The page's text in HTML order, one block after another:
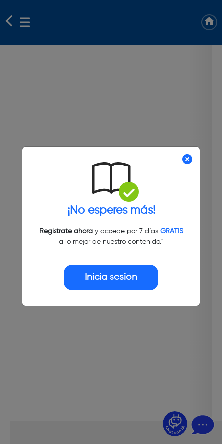
¡No esperes más!
Regístrate ahoray accede por 7 días GRATIS
a lo mejor de nuestro contenido."
Inicia sesión